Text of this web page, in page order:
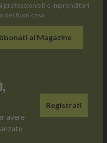
professionisti e imprenditori
del fuori casa
al Magazine
avere
Registrati